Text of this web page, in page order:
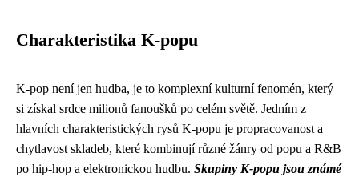
Charakteristika K-popu
K-pop není jen hudba, je to komplexní kulturní fenomén, který
si získal srdce milionů fanoušků po celém světě. Jedním z
hlavních charakteristických rysů K-popu je propracovanost a
chytlavost skladeb, které kombinují různé žánry od popu a R&B
po hip-hop a elektronickou hudbu. Skupiny K-popu jsou známé